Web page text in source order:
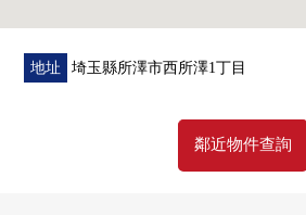
・整體衛浴·廁所、照明器具、開關
配電板、洗衣麵包、洗衣栓交換
・House清洗
・到西友西所澤商店步行2分鐘(約90m)
地址 埼玉縣所澤市西所澤1丁目
鄰近物件查詢